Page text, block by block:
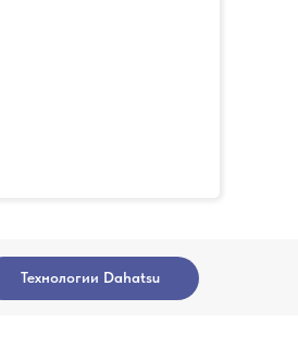
Технологии Dahatsu